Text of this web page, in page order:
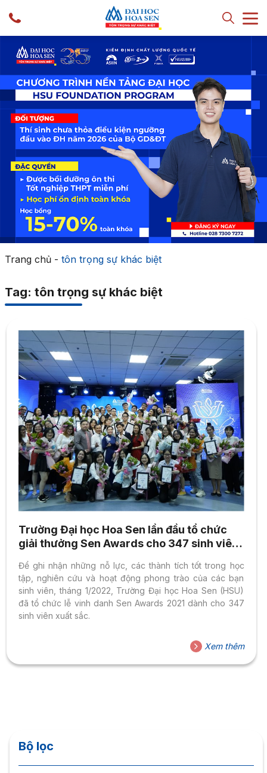
Trang chủ- tôn trọng sự khác biệt
Tag: tôn trọng sự khác biệt
Trường Đại học Hoa Sen lần đầu tổ chức
giải thưởng Sen Awards cho 347 sinh viên
Để ghi nhận những nỗ lực, các thành tích tốt trong học
tập, nghiên cứu và hoạt động phong trào của các bạn
sinh viên, tháng 1/2022, Trường Đại học Hoa Sen (HSU)
đã tổ chức lễ vinh danh Sen Awards 2021 dành cho 347
sinh viên xuất sắc.
Xem thêm
Bộ lọc